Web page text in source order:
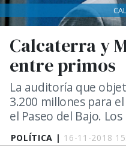
POLÍTICA | 16-11-2018
Calcaterra y
entre primos
La auditoría que
3.200 millones para
el Paseo del Bajo.